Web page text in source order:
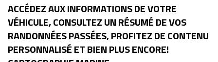
ACCÉDEZ AUX INFORMATIONS DE VOTRE
VÉHICULE, CONSULTEZ UN RÉSUMÉ DE VOS
RANDONNÉES PASSÉES, PROFITEZ DE CONTENU
PERSONNALISÉ ET BIEN PLUS ENCORE!